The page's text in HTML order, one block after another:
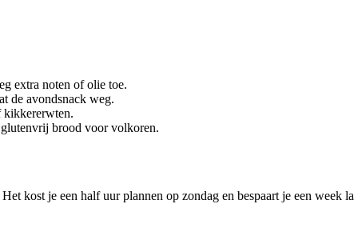
extra noten of olie toe.
de avondsnack weg.
kikkererwten.
brood voor volkoren.
kost je een half uur plannen op zondag en bespaart je een week